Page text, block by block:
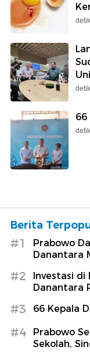
66
Berita
#1
Prabowo
Danantara
#2
Investasi di
Danantara
#3 66 Kepala
#4
Prabowo
Sekolah,